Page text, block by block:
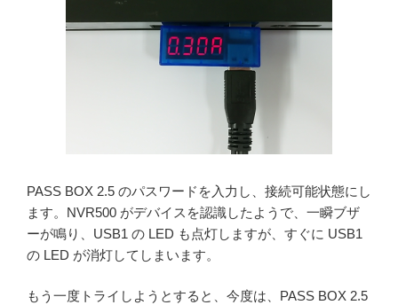
PASS BOX 2.5 のパスワードを入力し、接続可能状態にし
ます。NVR500 がデバイスを認識したようで、一瞬ブザ
ーが鳴り、USB1 の LED も点灯しますが、すぐに USB1
の LED が消灯してしまいます。
もう一度トライしようとすると、今度は、PASS BOX 2.5